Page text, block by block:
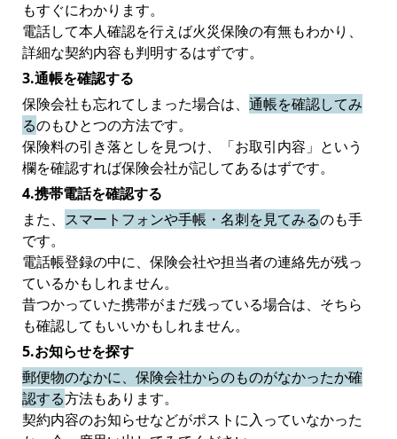
もすぐにわかります。
電話して本人確認を行えば火災保険の有無もわかり、
詳細な契約内容も判明するはずです。
3.通帳を確認する
保険会社も忘れてしまった場合は、 通帳を確認してみ
るのもひとつの方法です。
保険料の引き落としを見つけ、「お取引内容」という
欄を確認すれば保険会社が記してあるはずです。
4.携帯電話を確認する
また、 スマートフォンや手帳・名刺を見てみるのも手
です。
電話帳登録の中に、保険会社や担当者の連絡先が残っ
ているかもしれません。
昔つかっていた携帯がまだ残っている場合は、そちら
も確認してもいいかもしれません。
5.お知らせを探す
郵便物のなかに、保険会社からのものがなかったか確
認する方法もあります。
契約内容のお知らせなどがポストに入っていなかった